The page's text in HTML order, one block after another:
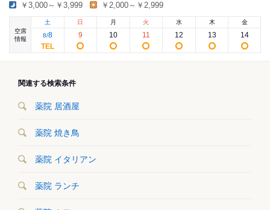
￥3,000～￥3,999 ￥2,000～￥2,999
空席
情報
土
8/8
日
9
月
10
火
11
水
12
木
13
金
14
関連する検索条件
薬院 居酒屋
薬院 焼き鳥
薬院 イタリアン
薬院 ランチ